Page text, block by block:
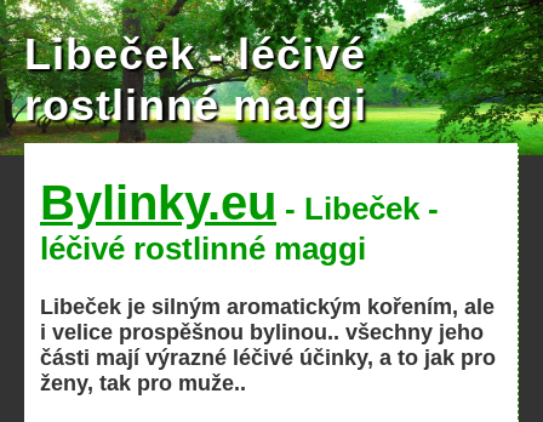
Libeček - léčivé
rostlinné maggi
Bylinky.eu - Libeček -
léčivé rostlinné maggi
Libeček je silným aromatickým kořením, ale
i velice prospěšnou bylinou.. všechny jeho
části mají výrazné léčivé účinky, a to jak pro
ženy, tak pro muže..